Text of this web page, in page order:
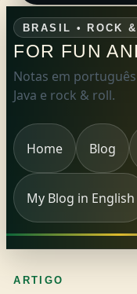
BRASIL • ROCK
FOR FUN
Notas em
Java e rock & roll.
Home Blog
My Blog in English
ARTIGO